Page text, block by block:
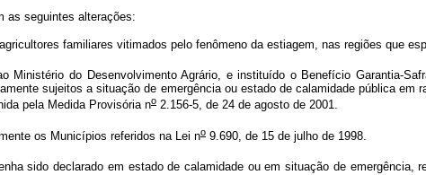
as seguintes alterações:
familiares vitimados pelo fenômeno da estiagem, nas regiões que
do Desenvolvimento Agrário, e instituído o Benefício Garantia-
sujeitos a situação de emergência ou estado de calamidade pública em
pela Medida Provisória no 2.156-5, de 24 de agosto de 2001.
os Municípios referidos na Lei no 9.690, de 15 de julho de 1998.
sido declarado em estado de calamidade ou em situação de emergência,